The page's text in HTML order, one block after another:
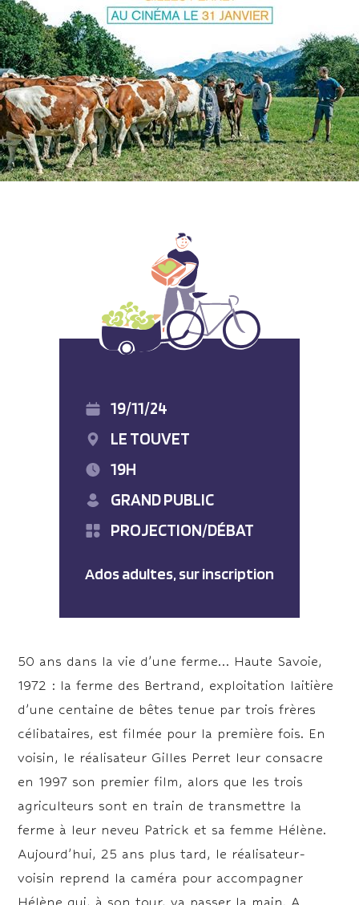
50 ans dans la vie d’une ferme… Haute Savoie,
1972 : la ferme des Bertrand, exploitation laitière
d’une centaine de bêtes tenue par trois frères
célibataires, est filmée pour la première fois. En
voisin, le réalisateur Gilles Perret leur consacre
en 1997 son premier film, alors que les trois
agriculteurs sont en train de transmettre la
ferme à leur neveu Patrick et sa femme Hélène.
Aujourd’hui, 25 ans plus tard, le réalisateur-
voisin reprend la caméra pour accompagner
19/11/24
LE TOUVET
19H
GRAND PUBLIC
PROJECTION/DÉBAT
Ados adultes, sur inscription